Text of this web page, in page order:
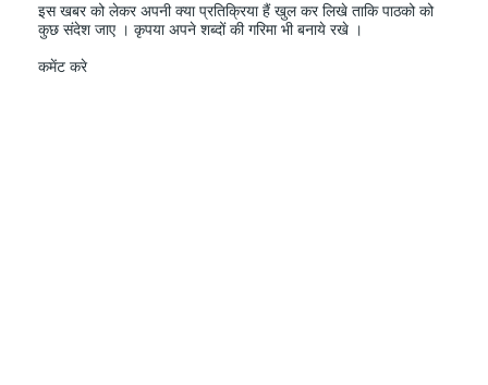
इस खबर को लेकर अपनी क्या प्रतिक्रिया हैं खुल कर लिखे ताकि पाठको को
कुछ संदेश जाए । कृपया अपने शब्दों की गरिमा भी बनाये रखे ।
कमेंट करे